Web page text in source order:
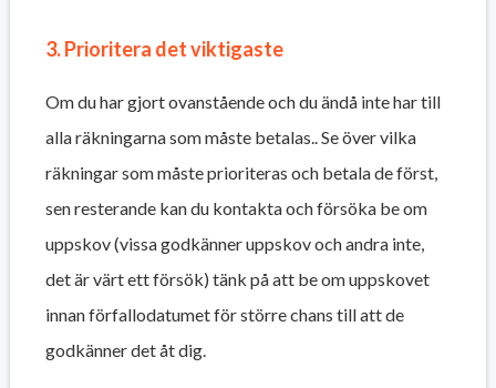
3. Prioritera det viktigaste
Om du har gjort ovanstående och du ändå inte har till
alla räkningarna som måste betalas.. Se över vilka
räkningar som måste prioriteras och betala de först,
sen resterande kan du kontakta och försöka be om
uppskov (vissa godkänner uppskov och andra inte,
det är värt ett försök) tänk på att be om uppskovet
innan förfallodatumet för större chans till att de
godkänner det åt dig.